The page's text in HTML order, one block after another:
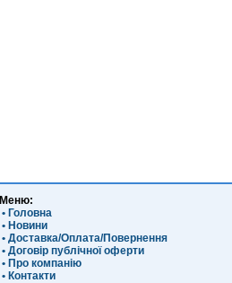
Меню:
• Головна
• Новини
• Доставка/Оплата/Повернення
• Договір публічної оферти
• Про компанію
• Контакти